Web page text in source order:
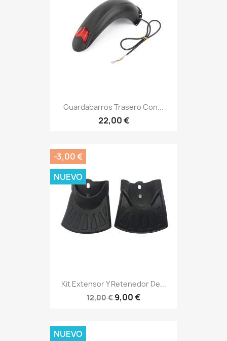
Guardabarros Trasero Con...
22,00 €
Kit Extensor Y Retenedor De...
12,00 € 9,00 €
-3,00 €
NUEVO
NUEVO